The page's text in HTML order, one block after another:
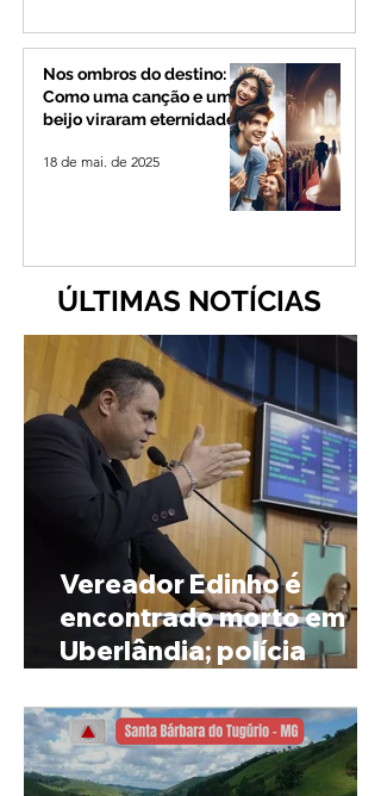
Nos ombros do destino:
Como uma canção e um
beijo viraram eternidade
18 de mai. de 2025
ÚLTIMAS NOTÍCIAS
Vereador Edinho é
encontrado morto em
Uberlândia; polícia